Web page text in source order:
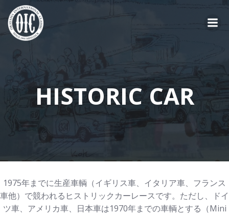
コ
キ
ッ
HISTORIC CAR
1975年までに生産車輌（イギリス車、イタリア車、フランス
車他）で競われるヒストリックカーレースです。ただし、ドイ
ツ車、アメリカ車、日本車は1970年までの車輌とする（Mini